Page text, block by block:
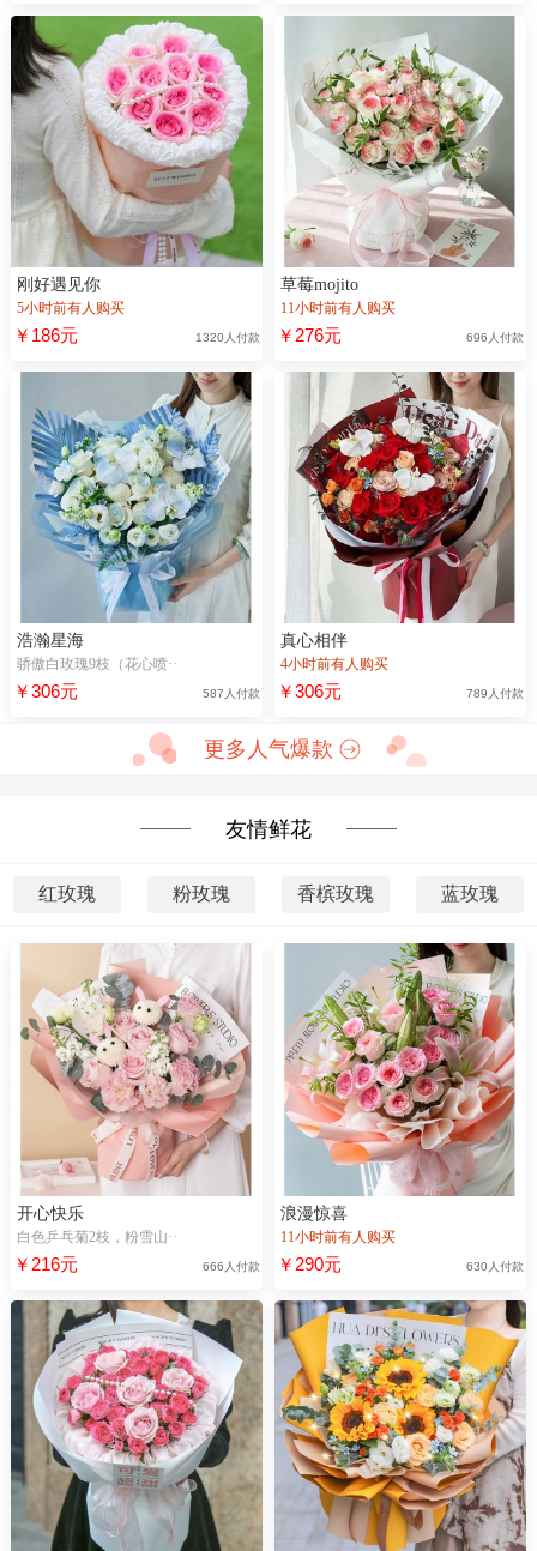
刚好遇见你
5小时前有人购买
￥186元 1320人付款
草莓mojito
11小时前有人购买
￥276元 696人付款
浩瀚星海
骄傲白玫瑰9枝（花心喷··
￥306元 587人付款
真心相伴
4小时前有人购买
￥306元 789人付款
更多人气爆款
友情鲜花
红玫瑰 粉玫瑰 香槟玫瑰 蓝玫瑰
开心快乐
白色乒乓菊2枝，粉雪山··
￥216元 666人付款
浪漫惊喜
11小时前有人购买
￥290元 630人付款